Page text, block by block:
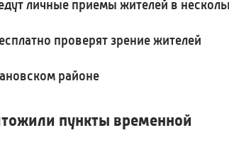
личные приемы жителей в
проверят зрение жителей
районе
пункты временной